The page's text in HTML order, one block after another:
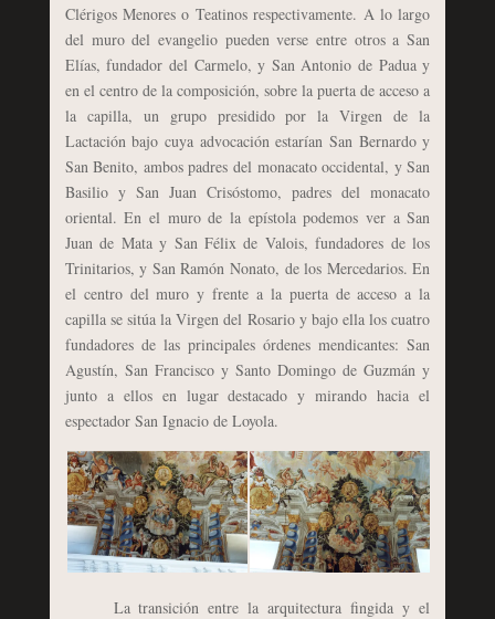
Clérigos Menores o Teatinos respectivamente. A lo largo
del muro del evangelio pueden verse entre otros a San
Elías, fundador del Carmelo, y San Antonio de Padua y
en el centro de la composición, sobre la puerta de acceso a
la capilla, un grupo presidido por la Virgen de la
Lactación bajo cuya advocación estarían San Bernardo y
San Benito, ambos padres del monacato occidental, y San
Basilio y San Juan Crisóstomo, padres del monacato
oriental. En el muro de la epístola podemos ver a San
Juan de Mata y San Félix de Valois, fundadores de los
Trinitarios, y San Ramón Nonato, de los Mercedarios. En
el centro del muro y frente a la puerta de acceso a la
capilla se sitúa la Virgen del Rosario y bajo ella los cuatro
fundadores de las principales órdenes mendicantes: San
Agustín, San Francisco y Santo Domingo de Guzmán y
junto a ellos en lugar destacado y mirando hacia el
espectador San Ignacio de Loyola.
La transición entre la arquitectura fingida y el